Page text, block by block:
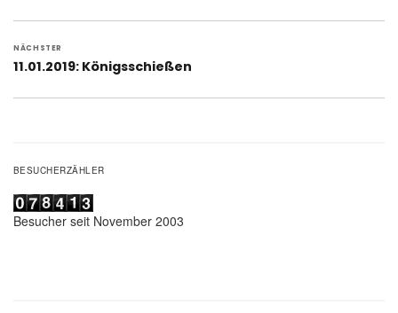
NÄCHSTER
Nächster
11.01.2019: Königsschießen
BESUCHERZÄHLER
Besucher seit November 2003